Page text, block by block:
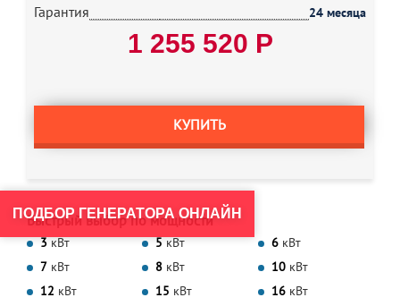
Гарантия 24 месяца
1 255 520 Р
КУПИТЬ
Быстрый выбор по мощности
3 кВт 5 кВт 6 кВт
7 кВт 8 кВт 10 кВт
12 кВт 15 кВт 16 кВт
ПОДБОР ГЕНЕРАТОРА ОНЛАЙН